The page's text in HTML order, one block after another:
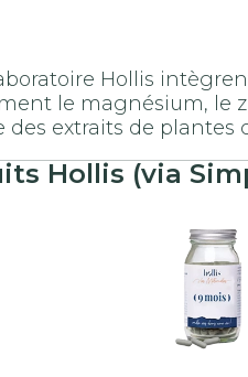
Hollis
le magnésium, le
des extraits de
Hollis (via